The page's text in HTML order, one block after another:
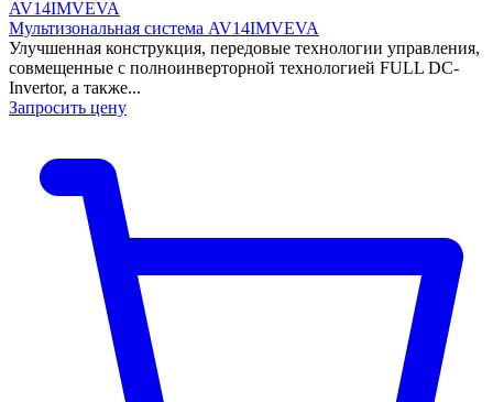
Мультизональная система AV14IMVEVA
Улучшенная конструкция, передовые технологии управления,
совмещенные с полноинверторной технологией FULL DC-
Invertor, а также...
Запросить цену